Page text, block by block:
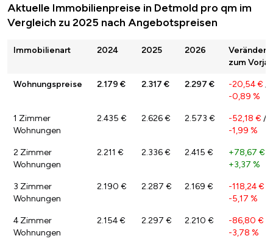
Aktuelle Immobilienpreise in Detmold pro qm im
Vergleich zu 2025 nach Angebotspreisen
Immobilienart 2024 2025 2026
zum
Wohnungspreise 2.179 € 2.317 € 2.297 € -20,54 € /
-0,89 %
1 Zimmer
Wohnungen
2.435 € 2.626 € 2.573 € -52,18 € /
-1,99 %
2 Zimmer
Wohnungen
2.211 € 2.336 € 2.415 € +78,67 €
+3,37 %
3 Zimmer
Wohnungen
2.190 € 2.287 € 2.169 € -118,24 €
-5,17 %
4 Zimmer
Wohnungen
2.154 € 2.297 € 2.210 € -86,80 €
-3,78 %